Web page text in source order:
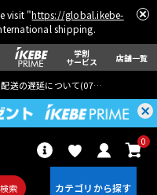
visit "https://global.ikebe-
shipping.
学割
サービス 店舗一覧
送の遅延について(07月29日
索
0